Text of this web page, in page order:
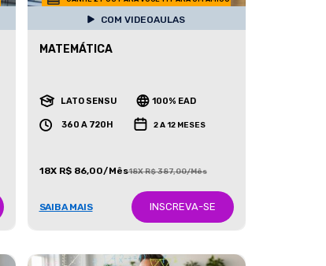
COM VIDEOAULAS
MATEMÁTICA
LATO SENSU 100% EAD
360 A 720H 2 A 12 MESES
18X R$ 86,00/Mês18X R$ 387,00/Mês
SAIBA MAIS INSCREVA-SE